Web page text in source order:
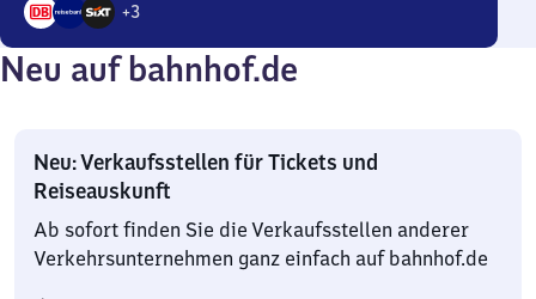
+3
6
Angebote
Neu auf bahnhof.de
Neu: Verkaufsstellen für Tickets und
Reiseauskunft
Ab sofort finden Sie die Verkaufsstellen anderer
Verkehrsunternehmen ganz einfach auf bahnhof.de